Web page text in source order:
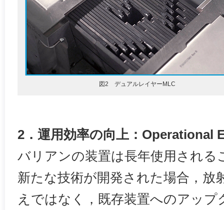
図2 デュアルレイヤーMLC
2．運用効率の向上：Operational
バリアンの装置は長年使用される
新たな技術が開発された場合，放
えではなく，既存装置へのアップ